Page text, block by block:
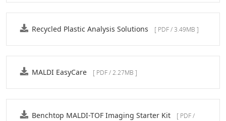
Recycled Plastic Analysis Solutions [ PDF / 3.49MB ]
MALDI EasyCare [ PDF / 2.27MB ]
Benchtop MALDI-TOF Imaging Starter Kit
[ PDF /